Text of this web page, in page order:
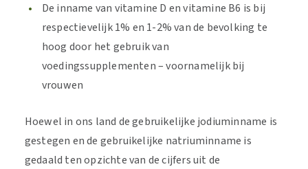
De inname van vitamine D en vitamine B6 is bij
respectievelijk 1% en 1-2% van de bevolking te
hoog door het gebruik van
voedingssupplementen – voornamelijk bij
vrouwen
Hoewel in ons land de gebruikelijke jodiuminname is
gestegen en de gebruikelijke natriuminname is
gedaald ten opzichte van de cijfers uit de